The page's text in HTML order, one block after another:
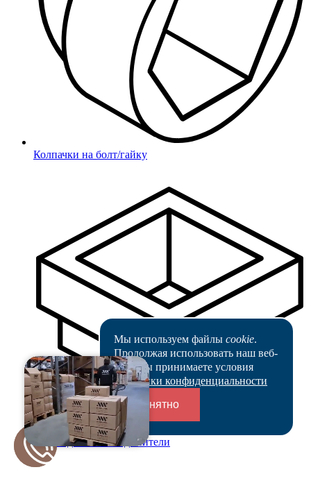
Колпачки на болт/гайку
Переходники и соединители
Мы используем файлы cookie.
Продолжая использовать наш веб-
сайт, вы принимаете условия
Политики конфиденциальности
Понятно